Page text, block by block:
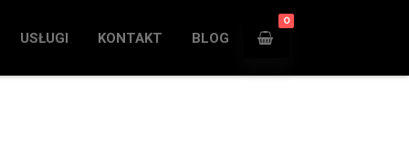
USŁUGI KONTAKT BLOG
0